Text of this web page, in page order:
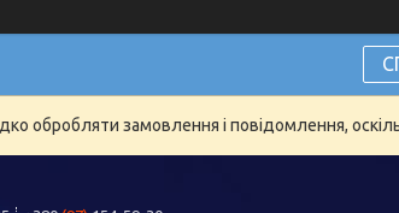
обробляти замовлення і повідомлення,